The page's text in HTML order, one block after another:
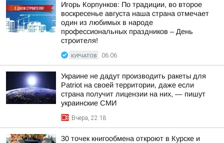
Игорь Корпунков: По традиции, во второе
воскресенье августа наша страна отмечает
один из любимых в народе
профессиональных праздников – День
строителя!
КУРЧАТОВ 06:06
Украине не дадут производить ракеты для
Patriot на своей территории, даже если
страна получит лицензии на них, — пишут
украинские СМИ
Вчера, 22:18
30 точек книгообмена откроют в Курске и